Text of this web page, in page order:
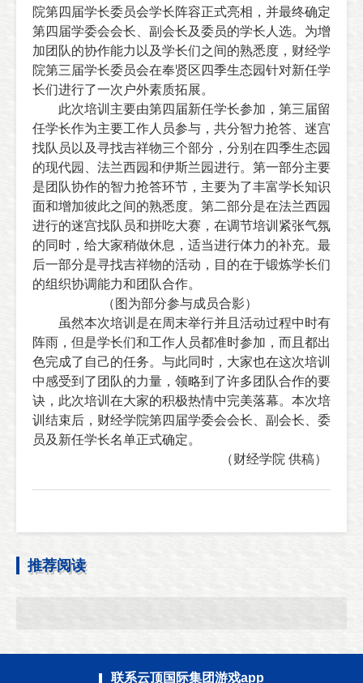
院第四届学长委员会学长阵容正式亮相，并最终确定
第四届学委会会长、副会长及委员的学长人选。为增
加团队的协作能力以及学长们之间的熟悉度，财经学
院第三届学长委员会在奉贤区四季生态园针对新任学
长们进行了一次户外素质拓展。
此次培训主要由第四届新任学长参加，第三届留
任学长作为主要工作人员参与，共分智力抢答、迷宫
找队员以及寻找吉祥物三个部分，分别在四季生态园
的现代园、法兰西园和伊斯兰园进行。第一部分主要
是团队协作的智力抢答环节，主要为了丰富学长知识
面和增加彼此之间的熟悉度。第二部分是在法兰西园
进行的迷宫找队员和拼吃大赛，在调节培训紧张气氛
的同时，给大家稍做休息，适当进行体力的补充。最
后一部分是寻找吉祥物的活动，目的在于锻炼学长们
的组织协调能力和团队合作。
（图为部分参与成员合影）
虽然本次培训是在周末举行并且活动过程中时有
阵雨，但是学长们和工作人员都准时参加，而且都出
色完成了自己的任务。与此同时，大家也在这次培训
中感受到了团队的力量，领略到了许多团队合作的要
诀，此次培训在大家的积极热情中完美落幕。本次培
训结束后，财经学院第四届学委会会长、副会长、委
员及新任学长名单正式确定。
（财经学院 供稿）
推荐阅读
联系云顶国际集团游戏app